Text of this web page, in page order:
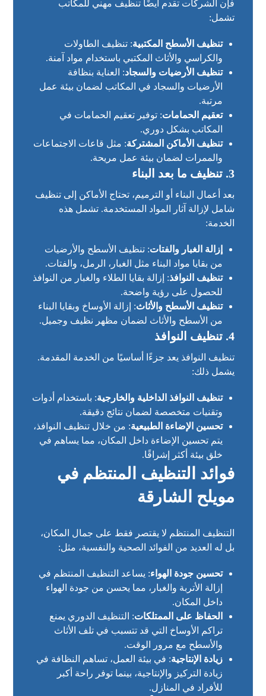
فإن الشركات تقدم أيضًا تنظيف مهني للمكاتب
تشمل:
تنظيف الأسطح المكتبية: تنظيف الطاولات
والكراسي والأثاث المكتبي باستخدام مواد آمنة.
تنظيف الأرضيات والسجاد: العناية بنظافة
الأرضيات والسجاد في المكاتب لضمان بيئة عمل
مرتبة.
تعقيم الحمامات: توفير تعقيم الحمامات في
المكاتب بشكل دوري.
تنظيف الأماكن المشتركة: مثل قاعات الاجتماعات
والممرات لضمان بيئة عمل مريحة.
3. تنظيف ما بعد البناء
بعد أعمال البناء أو الترميم، تحتاج الأماكن إلى تنظيف
شامل لإزالة آثار المواد المستخدمة. تشمل هذه
الخدمة:
إزالة الغبار والفتات: تنظيف الأسطح والأرضيات
من بقايا مواد البناء مثل الغبار، الرمل، والفتات.
تنظيف النوافذ: إزالة بقايا الطلاء والغبار من النوافذ
للحصول على رؤية واضحة.
تنظيف الأسطح والأثاث: إزالة الأوساخ وبقايا البناء
من الأسطح والأثاث لضمان مظهر نظيف وجميل.
4. تنظيف النوافذ
تنظيف النوافذ يعد جزءًا أساسيًا من الخدمة المقدمة.
يشمل ذلك:
تنظيف النوافذ الداخلية والخارجية: باستخدام أدوات
وتقنيات متخصصة لضمان نتائج دقيقة.
تحسين الإضاءة الطبيعية: من خلال تنظيف النوافذ،
يتم تحسين الإضاءة داخل المكان، مما يساهم في
خلق بيئة أكثر إشراقًا.
فوائد التنظيف المنتظم في
مويلح الشارقة
التنظيف المنتظم لا يقتصر فقط على جمال المكان،
بل له العديد من الفوائد الصحية والنفسية، مثل:
تحسين جودة الهواء: يساعد التنظيف المنتظم في
إزالة الأتربة والغبار، مما يحسن من جودة الهواء
داخل المكان.
الحفاظ على الممتلكات: التنظيف الدوري يمنع
تراكم الأوساخ التي قد تتسبب في تلف الأثاث
والأسطح مع مرور الوقت.
زيادة الإنتاجية: في بيئة العمل، تساهم النظافة في
زيادة التركيز والإنتاجية، بينما توفر راحة أكبر
للأفراد في المنازل.